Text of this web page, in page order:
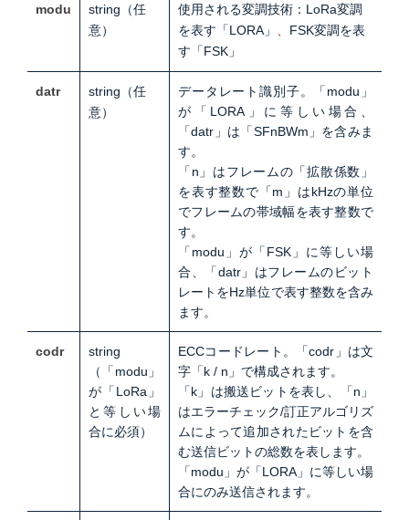
modu string （任
意）
使用される変調技術： LoRa変調
を表す「LORA」
FSK変調を表
す「FSK」
datr string （任
意）
データレート識別子。
「modu」
が「LORA」に等しい場合、
「datr」は「SFnBWm」を含みま
す。
「n」はフレームの「拡散係数」
を表す整数で「m」はkHzの単位
でフレームの帯域幅を表す整数で
す。
「modu」が「FSK」に等しい場
合、「datr」はフレームのビット
レートをHz単位で表す整数を含み
ます。
codr
string
（
「modu」
が「LoRa」
と等しい場
合に必須）
ECCコードレート。
「codr」は文
字「k / n」で構成されます。
「k」は搬送ビットを表し、「n」
はエラーチェック/訂正アルゴリズ
ムによって追加されたビットを含
む送信ビットの総数を表します。
「modu」が「LORA」に等しい場
合にのみ送信されます。